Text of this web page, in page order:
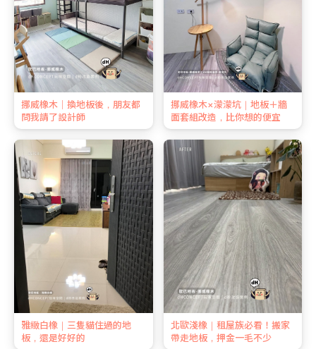
挪威橡木｜換地板後，朋友都
問我請了設計師
挪威橡木×濛濛坑｜地板＋牆
面套組改造，比你想的便宜
雅緻白橡｜三隻貓住過的地
板，還是好好的
北歐淺橡｜租屋族必看！搬家
帶走地板，押金一毛不少